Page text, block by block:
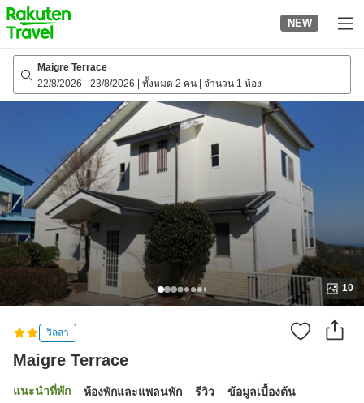
to
top
page
NEW
Maigre Terrace
22/8/2026 - 23/8/2026 ทั้งหมด 2 คน จำนวน 1 ห้อง
10
วิลลา
Maigre Terrace
แนะนำที่พัก ห้องพักและแพลนพัก รีวิว ข้อมูลเบื้องต้น